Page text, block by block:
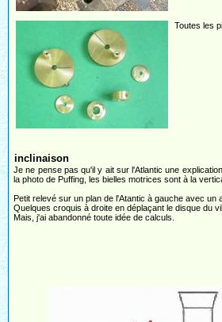
Toutes les
inclinaison
Je ne pense pas qu'il y ait sur l'Atlantic une
la photo de Puffing, les bielles motrices sont à la
Petit relevé sur un plan de l'Atantic à gauche avec un
Quelques croquis à droite en déplaçant le disque du
Mais, j'ai abandonné toute idée de calculs.